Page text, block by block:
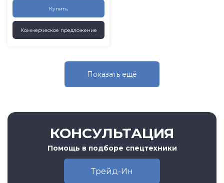
Купить
Коммерческое предложение
Показать eщё
КОНСУЛЬТАЦИЯ
Помощь в подборе спецтехники
Трейд-Ин